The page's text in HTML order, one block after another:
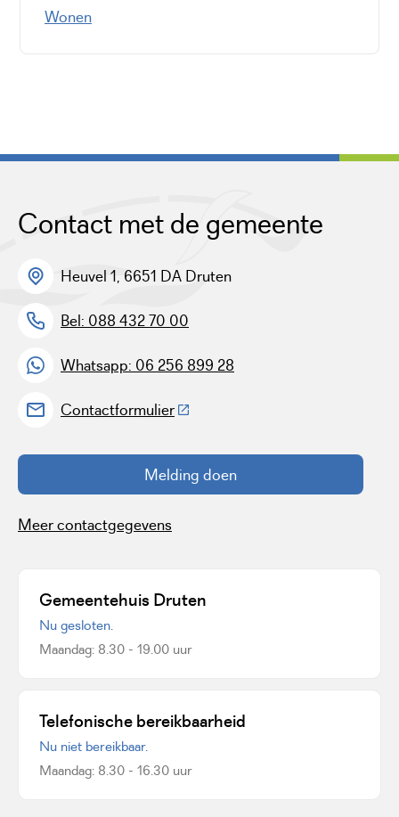
Wonen
Contact met de gemeente
Heuvel 1, 6651 DA Druten
Bel: 088 432 70 00
Whatsapp: 06 256 899 28
Contactformulier(Deze link gaat naar een externe
Melding doen
Meer contactgegevens
Gemeentehuis Druten
Nu gesloten.
Maandag: 8.30 - 19.00 uur
Telefonische bereikbaarheid
Nu niet bereikbaar.
Maandag: 8.30 - 16.30 uur